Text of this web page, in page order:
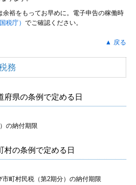
裕をもってお早めに。電子申告の稼働時
税庁） でご確認ください。
▲ 戻る
務
府県の条例で定める日
の納付期限
村の条例で定める日
町村民税（第2期分）の納付期限